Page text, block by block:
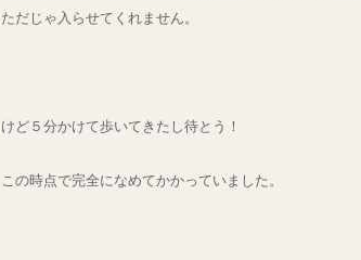
ただじゃ入らせてくれません。
けど５分かけて歩いてきたし待とう！
この時点で完全になめてかかっていました。